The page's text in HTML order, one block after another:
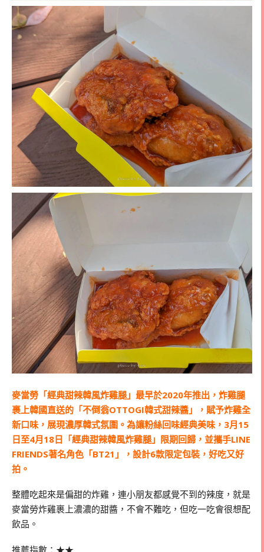
麥當勞「經典甜辣韓風炸雞腿」最早於2020年推出，炸雞腿
裹上韓國直送的「不倒翁OTTOGI韓式甜辣醬」，賦予炸雞全
新口味，展現濃厚韓式氛圍。為讓粉絲回味經典美味，3月15
日至4月18日「經典甜辣韓風炸雞腿」限期回歸，並攜手LINE
FRIENDS著名角色「BT21」，設計6款限定包裝，好吃又好
拍。
整體吃起來是偏甜的炸雞，連小朋友都感覺不到的辣度，就是
麥當勞炸雞裹上濃濃的甜醬，不會不難吃，但吃一吃會很想配
飲品。